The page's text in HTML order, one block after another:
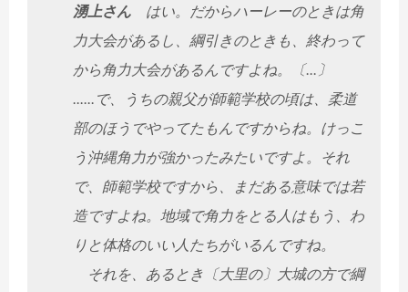
湧上さん はい。だからハーレーのときは角
力大会があるし、綱引きのときも、終わって
から角力大会があるんですよね。〔...〕
......で、うちの親父が師範学校の頃は、柔道
部のほうでやってたもんですからね。けっこ
う沖縄角力が強かったみたいですよ。それ
で、師範学校ですから、まだある意味では若
造ですよね。地域で角力をとる人はもう、わ
りと体格のいい人たちがいるんですね。
それを、あるとき〔大里の〕大城の方で綱